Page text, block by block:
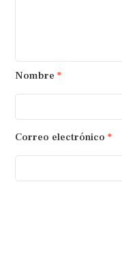
Nombre *
Correo electrónico *